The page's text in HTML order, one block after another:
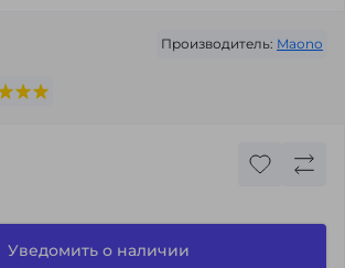
Производитель: Maono
Уведомить о наличии